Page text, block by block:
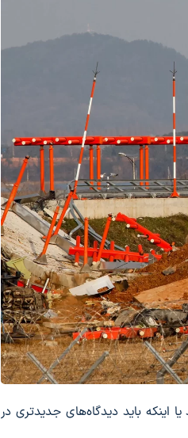
باید دیدگاه‌های جدیدتری در